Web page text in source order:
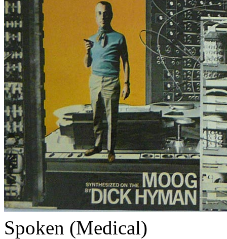
Spoken (Medical)